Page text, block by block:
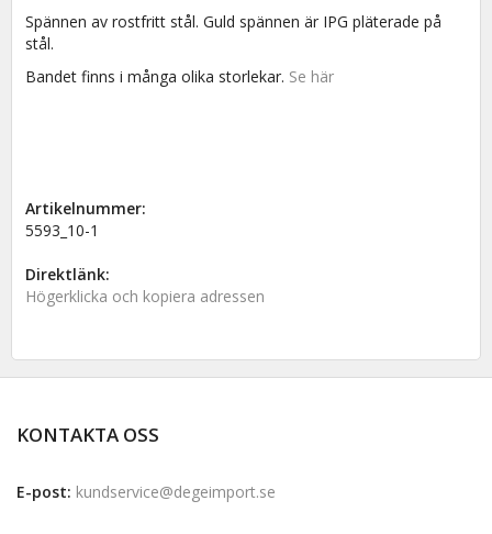
Spännen av rostfritt stål. Guld spännen är IPG pläterade på
stål.
Bandet finns i många olika storlekar. Se här
Artikelnummer:
5593_10-1
Direktlänk:
Högerklicka och kopiera adressen
KONTAKTA OSS
E-post: kundservice@degeimport.se